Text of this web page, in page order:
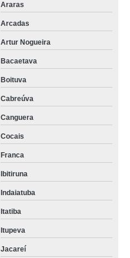
Araras
Arcadas
Artur Nogueira
Bacaetava
Boituva
Cabreúva
Canguera
Cocais
Franca
Ibitiruna
Indaiatuba
Itatiba
Itupeva
Jacareí